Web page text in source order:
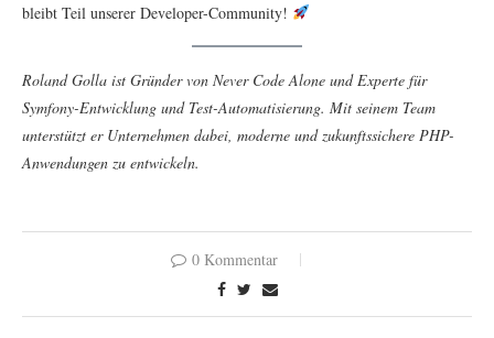
bleibt Teil unserer Developer-Community!
Roland Golla ist Gründer von Never Code Alone und Experte für
Symfony-Entwicklung und Test-Automatisierung. Mit seinem Team
unterstützt er Unternehmen dabei, moderne und zukunftssichere PHP-
Anwendungen zu entwickeln.
0 Kommentar